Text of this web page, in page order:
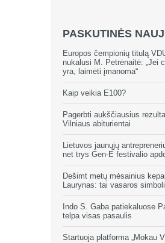
PASKUTINĖS
Europos čempionių titulą
nukalusi M. Petrėnaitė: „Jei
yra, laimėti įmanoma“
Kaip veikia E100?
Pagerbti aukščiausius
Vilniaus abiturientai
Lietuvos jaunųjų
net trys Gen-E festivalio
Dešimt metų mėsainius
Laurynas: tai vasaros
Indo S. Gaba patiekaluose
telpa visas pasaulis
Startuoja platforma „Mokau